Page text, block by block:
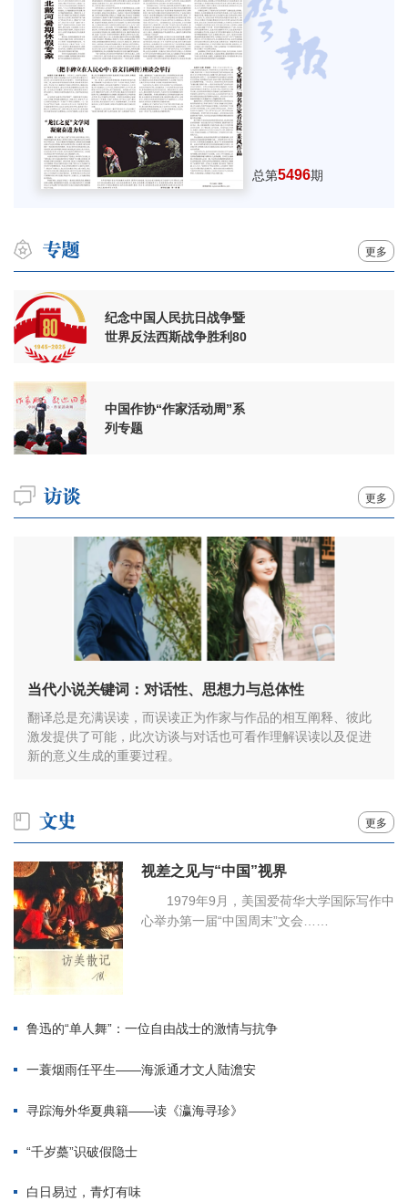
总第5496期
更多
纪念中国人民抗日战争暨
世界反法西斯战争胜利80
中国作协“作家活动周”系
列专题
更多
当代小说关键词：对话性、思想力与总体性
翻译总是充满误读，而误读正为作家与作品的相互阐释、彼此
激发提供了可能，此次访谈与对话也可看作理解误读以及促进
新的意义生成的重要过程。
更多
视差之见与“中国”视界
1979年9月，美国爱荷华大学国际写作中
心举办第一届“中国周末”文会……
鲁迅的“单人舞”：一位自由战士的激情与抗争
一蓑烟雨任平生——海派通才文人陆澹安
寻踪海外华夏典籍——读《瀛海寻珍》
“千岁蘽”识破假隐士
白日易过，青灯有味